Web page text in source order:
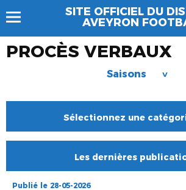
SITE OFFICIEL DU
AVEYRON
PROCÈS VERBAUX
Saisons >
Sélectionnez une
Les dernières
Publié le 28-05-2026